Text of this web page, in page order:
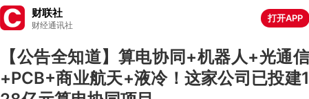
财联社
财经通讯社
打开APP
【公告全知道】算电协同+机器人+光通信
+PCB+商业航天+液冷！这家公司已投建1